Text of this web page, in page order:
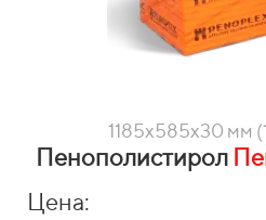
1185х585х30 мм
Пенополистирол
Цена: